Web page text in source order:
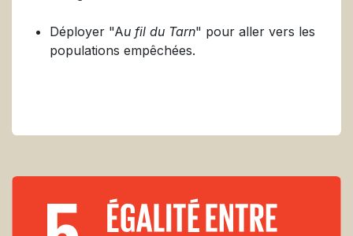
Déployer "Au fil du Tarn" pour aller vers les
populations empêchées.